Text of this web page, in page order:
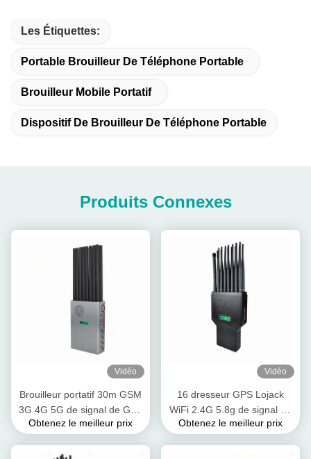
Les Étiquettes:
Portable Brouilleur De Téléphone Portable
Brouilleur Mobile Portatif
Dispositif De Brouilleur De Téléphone Portable
Produits Connexes
Vidéo
Brouilleur portatif 30m GSM
3G 4G 5G de signal de GPS
Lojack 12000mAh
Obtenez le meilleur prix
Vidéo
16 dresseur GPS Lojack
WiFi 2.4G 5.8g de signal de
téléphone portable d'UMTS
Obtenez le meilleur prix